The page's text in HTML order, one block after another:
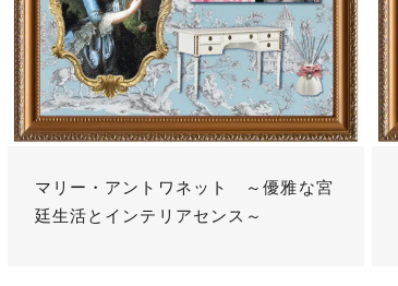
マリー・アントワネット ～優雅な宮
廷生活とインテリアセンス～